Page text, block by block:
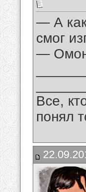
— А как
смог
—
Все,
понял